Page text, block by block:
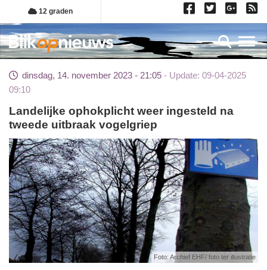
Overslaan
en
naar
de
gaan
12 graden
dinsdag, 14. november 2023 - 21:05
Update: 09-04-2025
09:10
Landelijke ophokplicht weer ingesteld na
tweede uitbraak vogelgriep
Foto: Archief EHF/ foto ter illustratie